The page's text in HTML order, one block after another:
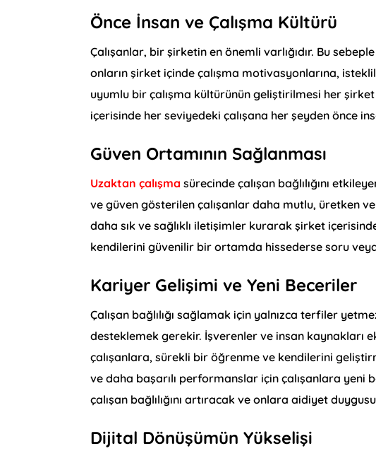
Önce İnsan ve Çalışma Kültürü
Çalışanlar, bir şirketin en önemli varlığıdır. Bu
onların şirket içinde çalışma motivasyonlarına,
uyumlu bir çalışma kültürünün geliştirilmesi her
içerisinde her seviyedeki çalışana her şeyden önce
Güven Ortamının Sağlanması
Uzaktan çalışma sürecinde çalışan bağlılığını
ve güven gösterilen çalışanlar daha mutlu, üretken
daha sık ve sağlıklı iletişimler kurarak şirket
kendilerini güvenilir bir ortamda hissederse soru
Kariyer Gelişimi ve Yeni Beceriler
Çalışan bağlılığı sağlamak için yalnızca terfiler
desteklemek gerekir. İşverenler ve insan kaynakları
çalışanlara, sürekli bir öğrenme ve kendilerini
ve daha başarılı performanslar için çalışanlara
çalışan bağlılığını artıracak ve onlara aidiyet
Dijital Dönüşümün Yükselişi